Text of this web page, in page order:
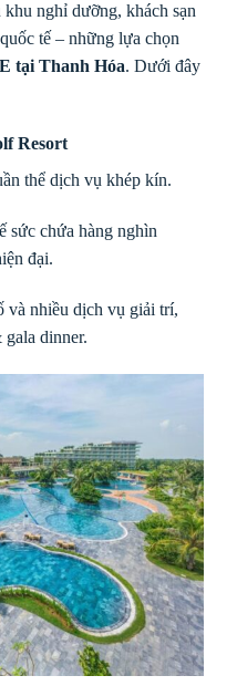
nghỉ dưỡng, khách sạn
tế – những lựa chọn
tại Thanh Hóa. Dưới đây
Resort
thể dịch vụ khép kín.
sức chứa hàng nghìn
đại.
và nhiều dịch vụ giải trí,
dinner.